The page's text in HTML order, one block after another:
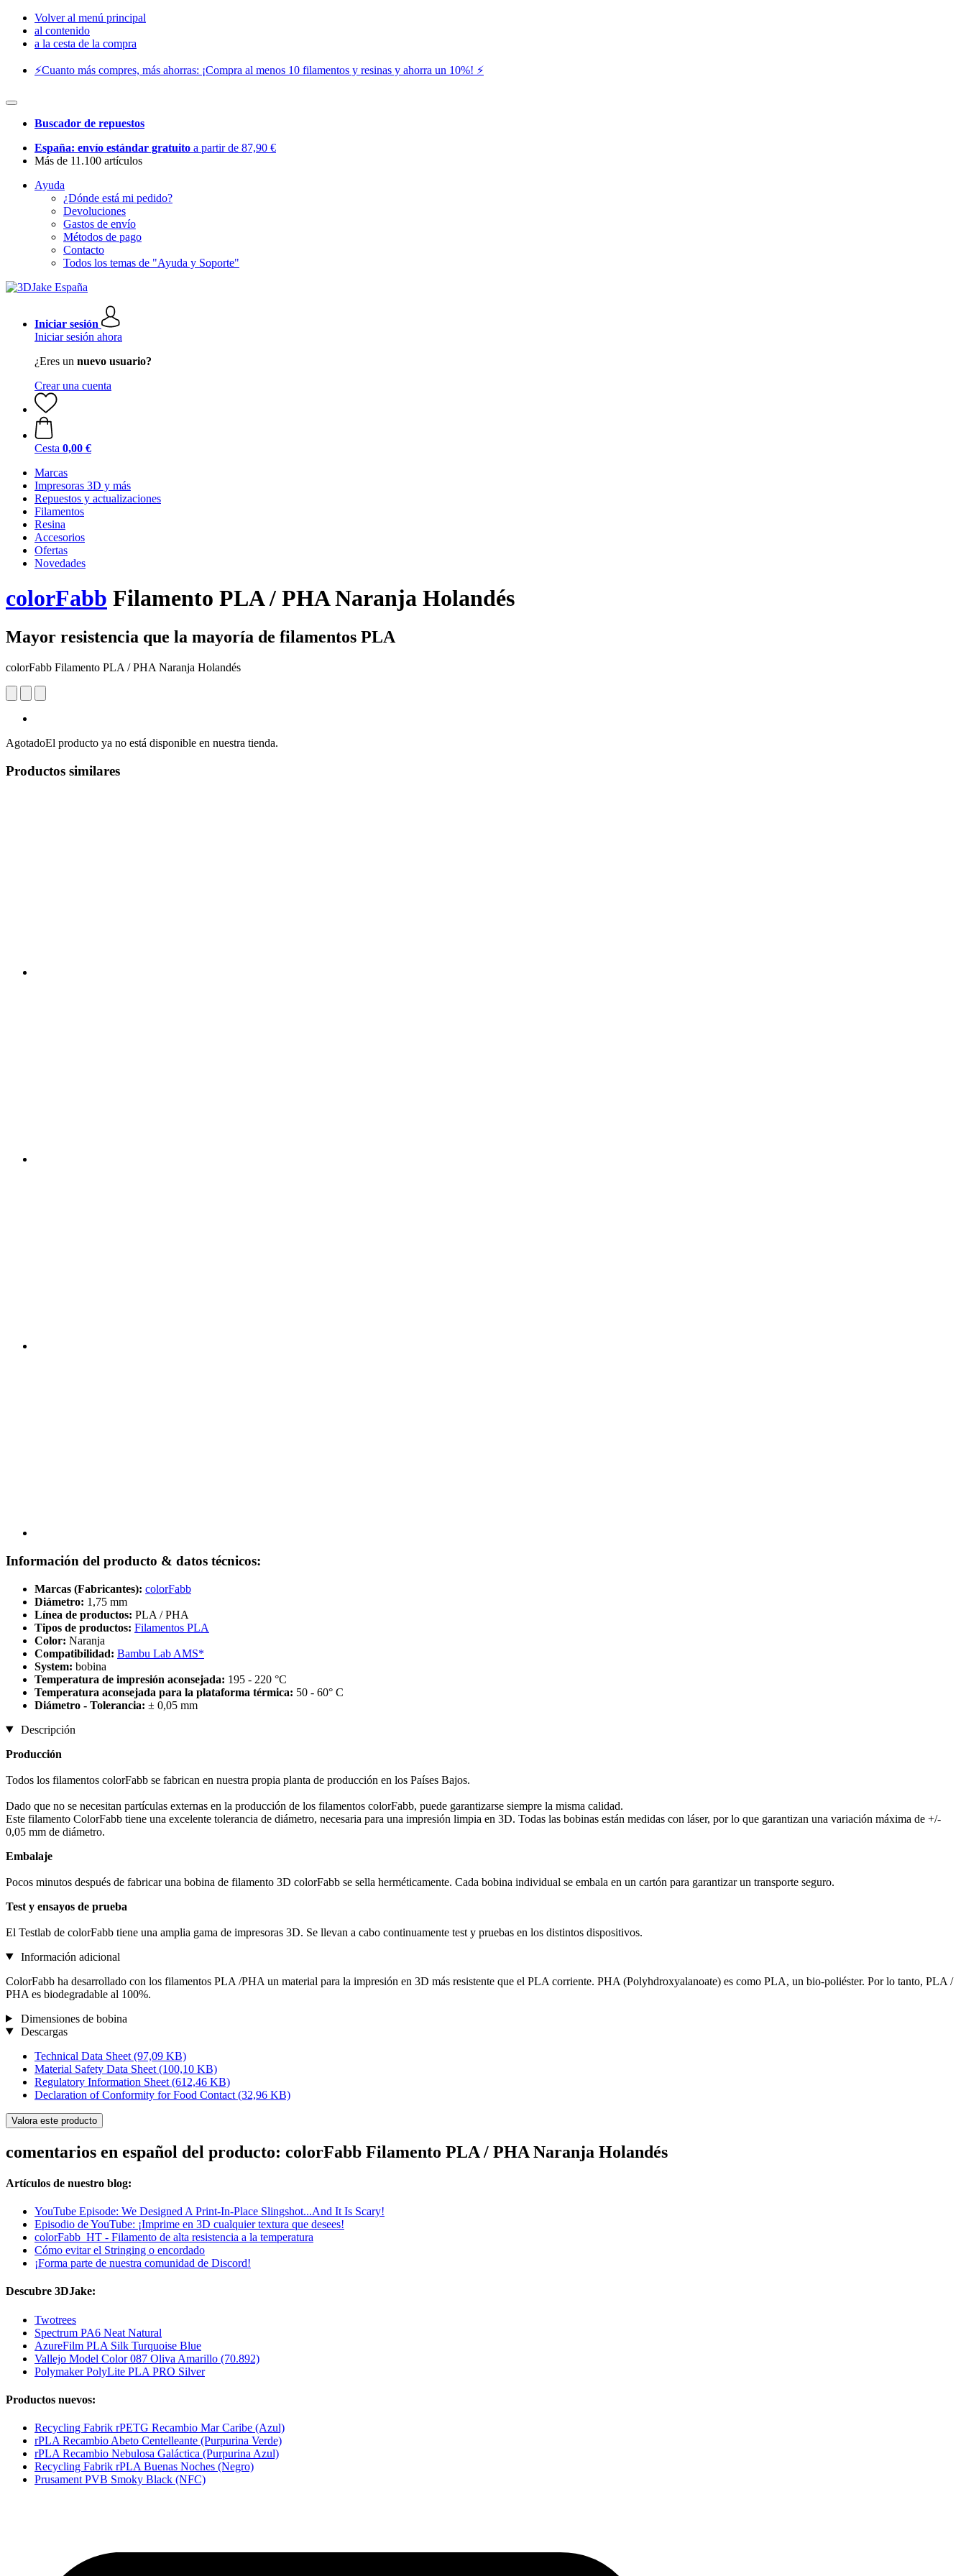
Volver al menú principal
al contenido
a la cesta de la compra
⚡️Cuanto más compres, más ahorras: ¡Compra al menos 10 filamentos y resinas y ahorra un 10%! ⚡️
Buscador de repuestos
España: envío estándar gratuito a partir de 87,90 €
Más de 11.100 artículos
Ayuda
¿Dónde está mi pedido?
Devoluciones
Gastos de envío
Métodos de pago
Contacto
Todos los temas de "Ayuda y Soporte"
Iniciar sesión
Iniciar sesión ahora
¿Eres un nuevo usuario?
Crear una cuenta
Cesta 0,00 €
Marcas
Impresoras 3D y más
Repuestos y actualizaciones
Filamentos
Resina
Accesorios
Ofertas
Novedades
colorFabb Filamento PLA / PHA Naranja Holandés
Mayor resistencia que la mayoría de filamentos PLA
colorFabb Filamento PLA / PHA Naranja Holandés
AgotadoEl producto ya no está disponible en nuestra tienda.
Productos similares
Información del producto & datos técnicos:
Marcas (Fabricantes): colorFabb
Diámetro: 1,75 mm
Línea de productos: PLA / PHA
Tipos de productos: Filamentos PLA
Color: Naranja
Compatibilidad: Bambu Lab AMS*
System: bobina
Temperatura de impresión aconsejada: 195 - 220 °C
Temperatura aconsejada para la plataforma térmica: 50 - 60° C
Diámetro - Tolerancia: ± 0,05 mm
Descripción
Producción
Todos los filamentos colorFabb se fabrican en nuestra propia planta de producción en los Países Bajos.
Dado que no se necesitan partículas externas en la producción de los filamentos colorFabb, puede garantizarse siempre la misma calidad.
Este filamento ColorFabb tiene una excelente tolerancia de diámetro, necesaria para una impresión limpia en 3D. Todas las bobinas están medidas con láser, por lo que garantizan una variación máxima de +/-
0,05 mm de diámetro.
Embalaje
Pocos minutos después de fabricar una bobina de filamento 3D colorFabb se sella herméticamente. Cada bobina individual se embala en un cartón para garantizar un transporte seguro.
Test y ensayos de prueba
El Testlab de colorFabb tiene una amplia gama de impresoras 3D. Se llevan a cabo continuamente test y pruebas en los distintos dispositivos.
Información adicional
ColorFabb ha desarrollado con los filamentos PLA /PHA un material para la impresión en 3D más resistente que el PLA corriente. PHA (Polyhdroxyalanoate) es como PLA, un bio-poliéster. Por lo tanto, PLA /
PHA es biodegradable al 100%.
Dimensiones de bobina
Descargas
Technical Data Sheet (97,09 KB)
Material Safety Data Sheet (100,10 KB)
Regulatory Information Sheet (612,46 KB)
Declaration of Conformity for Food Contact (32,96 KB)
Valora este producto
comentarios en español del producto: colorFabb Filamento PLA / PHA Naranja Holandés
Artículos de nuestro blog:
YouTube Episode: We Designed A Print-In-Place Slingshot...And It Is Scary!
Episodio de YouTube: ¡Imprime en 3D cualquier textura que desees!
colorFabb_HT - Filamento de alta resistencia a la temperatura
Cómo evitar el Stringing o encordado
¡Forma parte de nuestra comunidad de Discord!
Descubre 3DJake:
Twotrees
Spectrum PA6 Neat Natural
AzureFilm PLA Silk Turquoise Blue
Vallejo Model Color 087 Oliva Amarillo (70.892)
Polymaker PolyLite PLA PRO Silver
Productos nuevos:
Recycling Fabrik rPETG Recambio Mar Caribe (Azul)
rPLA Recambio Abeto Centelleante (Purpurina Verde)
rPLA Recambio Nebulosa Galáctica (Purpurina Azul)
Recycling Fabrik rPLA Buenas Noches (Negro)
Prusament PVB Smoky Black (NFC)